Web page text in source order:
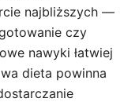
najbliższych —
czy
nawyki łatwiej
dieta powinna